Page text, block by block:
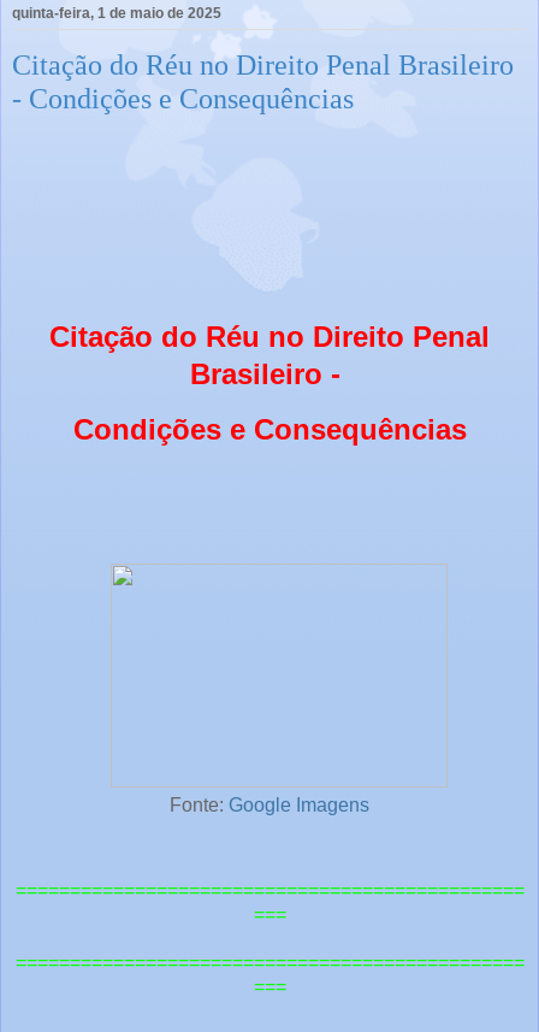
quinta-feira, 1 de maio de 2025
Citação do Réu no Direito Penal Brasileiro
- Condições e Consequências
Citação do Réu no Direito Penal
Brasileiro -
Condições e Consequências
Fonte: Google Imagens
===============================================
===
===============================================
===